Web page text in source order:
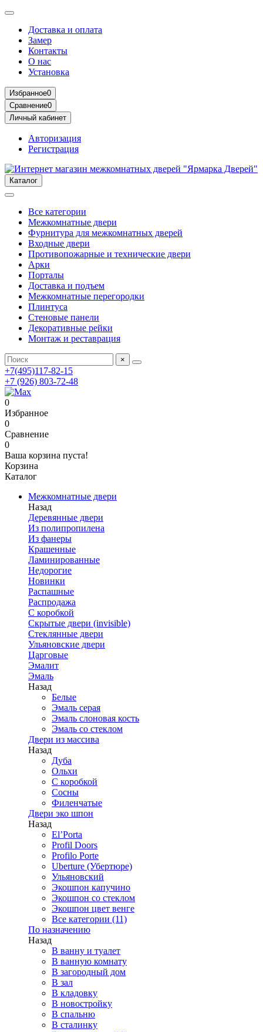
Доставка и оплата
Замер
Контакты
О нас
Установка
Избранное0
Сравнение0
Личный кабинет
Авторизация
Регистрация
Каталог
Все категории
Межкомнатные двери
Фурнитура для межкомнатных дверей
Входные двери
Противопожарные и технические двери
Арки
Порталы
Доставка и подъем
Межкомнатные перегородки
Плинтуса
Стеновые панели
Декоративные рейки
Монтаж и реставрация
×
+7(495)117-82-15
+7 (926) 803-72-48
0
Избранное
0
Сравнение
0
Ваша корзина пуста!
Корзина
Каталог
Межкомнатные двери
Назад
Деревянные двери
Из полипропилена
Из фанеры
Крашенные
Ламинированные
Недорогие
Новинки
Распашные
Распродажа
С коробкой
Скрытые двери (invisible)
Стеклянные двери
Ульяновские двери
Царговые
Эмалит
Эмаль
Назад
Белые
Эмаль серая
Эмаль слоновая кость
Эмаль со стеклом
Двери из массива
Назад
Дуба
Ольхи
С коробкой
Сосны
Филенчатые
Двери эко шпон
Назад
El’Porta
Profil Doors
Profilo Porte
Uberture (Убертюре)
Ульяновский
Экошпон капучино
Экошпон со стеклом
Экошпон цвет венге
Все категории (11)
По назначению
Назад
В ванну и туалет
В ванную комнату
В загородный дом
В зал
В кладовку
В новостройку
В спальню
В сталинку